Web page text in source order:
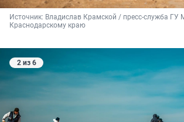
Источник: Владислав Крамской / пресс-служба ГУ
Краснодарскому краю
2 из 6